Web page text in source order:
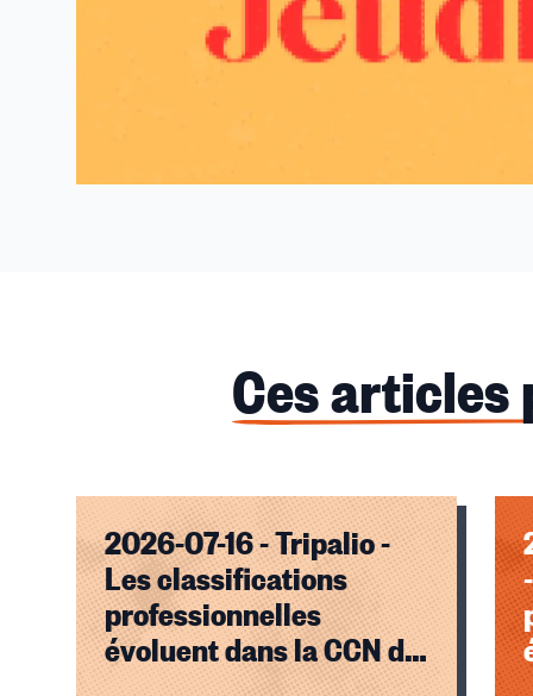
Ces articles
2026-07-16 - Tripalio -
Les classifications
professionnelles
évoluent dans la CCN de
l'enseignement privé